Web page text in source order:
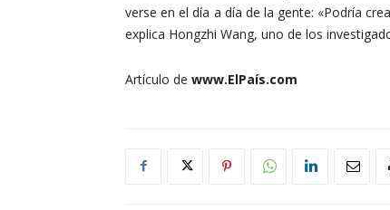
verse en el día a día de la gente: «Podría
explica Hongzhi Wang, uno de los
Artículo de www.ElPaís.com